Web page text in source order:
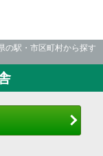
の駅・市区町村から探す